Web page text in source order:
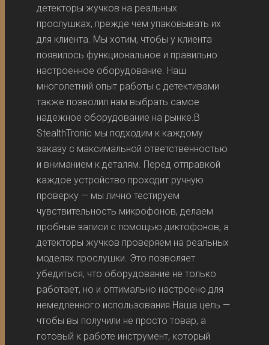
детекторы жучков на реальных
прослушках, прежде чем упаковывать их
для клиента. Мы хотим, чтобы у клиента
появилось функциональное и правильно
настроенное оборудование. Наш
многолетний опыт работы с детективами
также позволил нам выбрать самое
надежное оборудование на рынке.В
StealthTronic мы подходим к каждому
заказу с максимальной ответственностью
и вниманием к деталям. Перед отправкой
каждое устройство проходит ручную
проверку — мы лично тестируем
чувствительность микрофонов, делаем
пробные записи с помощью диктофонов, а
детекторы жучков проверяем на реальных
моделях прослушки. Это позволяет
убедиться, что оборудование не только
работает, но и оптимально настроено для
немедленного использования.Наша цель —
чтобы вы получили не просто товар, а
готовый к работе инструмент, который